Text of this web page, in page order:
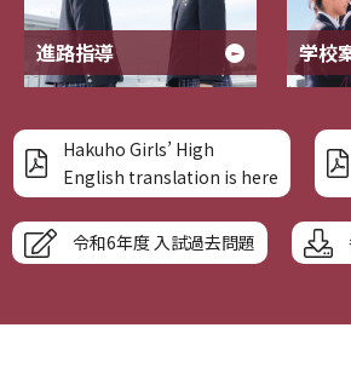
進路指導 学校
Hakuho Girls’ High
English translation is here
令和6年度 入試過去問題